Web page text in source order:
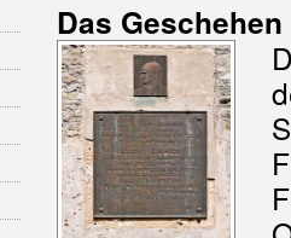
Das Geschehen